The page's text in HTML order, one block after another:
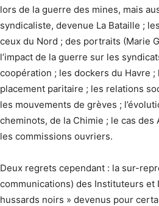
lors de la guerre des mines, mais
syndicaliste, devenue La Bataille ;
ceux du Nord ; des portraits (Marie
l’impact de la guerre sur les
coopération ; les dockers du Havre
placement paritaire ; les relations
les mouvements de grèves ;
cheminots, de la Chimie ; le cas
les commissions ouvriers.
Deux regrets cependant : la sur-
communications) des Instituteurs et
hussards noirs » devenus pour